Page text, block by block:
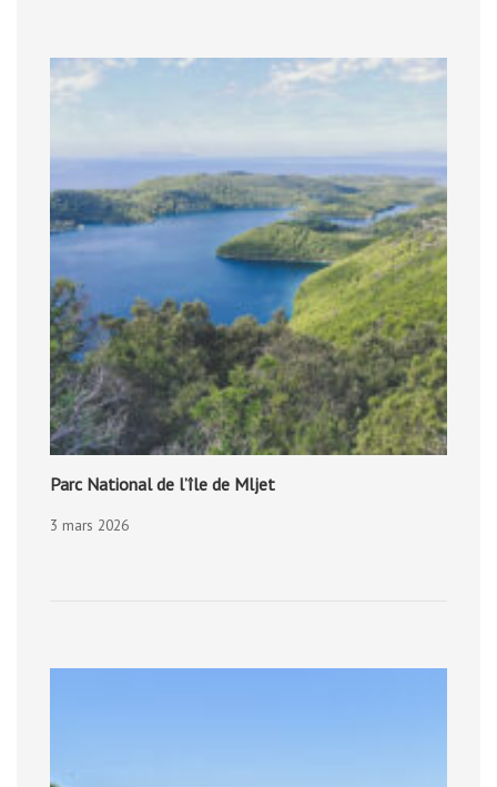
Parc National de l’île de Mljet
3 mars 2026